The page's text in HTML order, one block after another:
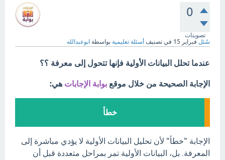
0
تصويتات
سُئل فبراير 15 في تصنيف أسئلة تعليمية بواسطة ابوعبدالله
عندما تحلل البيانات الأولية فإنها تتحول إلى معرفة ؟؟
الإجابة الصحيحة من خلال موقع بوابة الإجابات هي:
خطأ
الإجابة "خطأ" لأن تحليل البيانات الأولية لا يؤدي مباشرة إلى
المعرفة. بل، البيانات الأولية تمر بمراحل متعددة قبل أن